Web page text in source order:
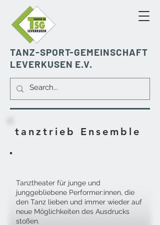
TANZ-SPORT-GEMEINSCHAFT
LEVERKUSEN E.V.
tanztrieb Ensemble
Tanztheater für junge und
junggebliebene Performer:innen, die
den Tanz lieben und immer wieder auf
neue Möglichkeiten des Ausdrucks
stoßen.